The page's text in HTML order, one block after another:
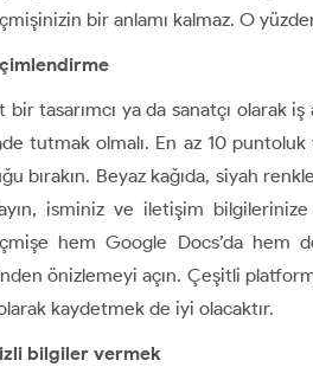
bir anlamı kalmaz. O
bir tasarımcı ya da sanatçı olarak
tutmak olmalı. En az 10 puntoluk
bırakın. Beyaz kağıda, siyah
isminiz ve iletişim bilgilerinize
hem Google Docs’da hem
önizlemeyi açın. Çeşitli
kaydetmek de iyi olacaktır.
bilgiler vermek